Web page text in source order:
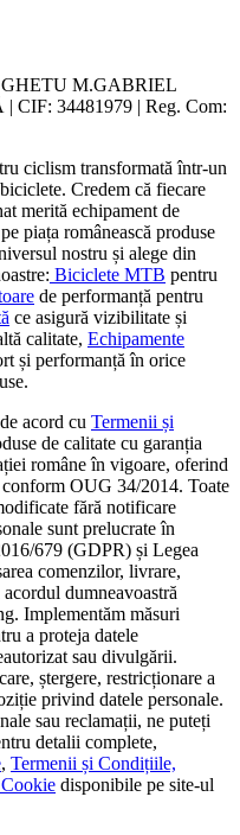
GHETU M.GABRIEL
34481979 | Reg. Com:
ciclism transformată într-un
Credem că fiecare
merită echipament de
piața românească produse
nostru și alege din
Biciclete MTB pentru
de performanță pentru
ce asigură vizibilitate și
calitate, Echipamente
și performanță în orice
acord cu Termenii și
de calitate cu garanția
române în vigoare, oferind
OUG 34/2014. Toate
fără notificare
sunt prelucrate în
679 (GDPR) și Legea
comenzilor, livrare,
dumneavoastră
Implementăm măsuri
a proteja datele
sau divulgării.
ștergere, restricționare a
privind datele personale.
sau reclamații, ne puteți
detalii complete,
, Termenii și Condițiile,
disponibile pe site-ul